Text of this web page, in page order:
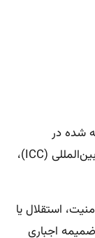
شده در
اساسنامه رم (Rome Statute) دیوان کیفری بین‌المللی (ICC)،
استقلال یا
اجباری